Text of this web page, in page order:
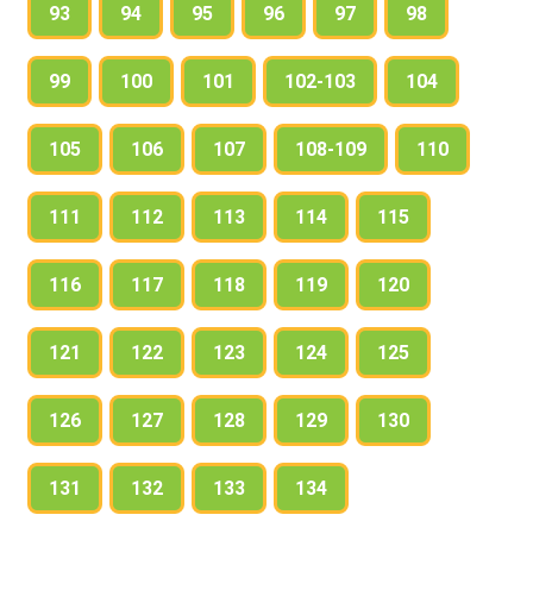
93 94 95 96 97 98
99 100 101 102-103 104
105 106 107 108-109 110
111 112 113 114 115
116 117 118 119 120
121 122 123 124 125
126 127 128 129 130
131 132 133 134